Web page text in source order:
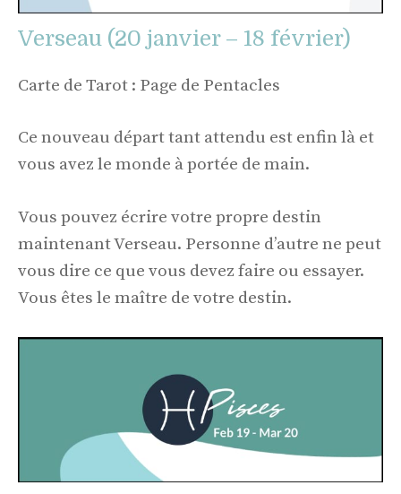
Verseau (20 janvier – 18 février)
Carte de Tarot : Page de Pentacles
Ce nouveau départ tant attendu est enfin là et
vous avez le monde à portée de main.
Vous pouvez écrire votre propre destin
maintenant Verseau. Personne d’autre ne peut
vous dire ce que vous devez faire ou essayer.
Vous êtes le maître de votre destin.